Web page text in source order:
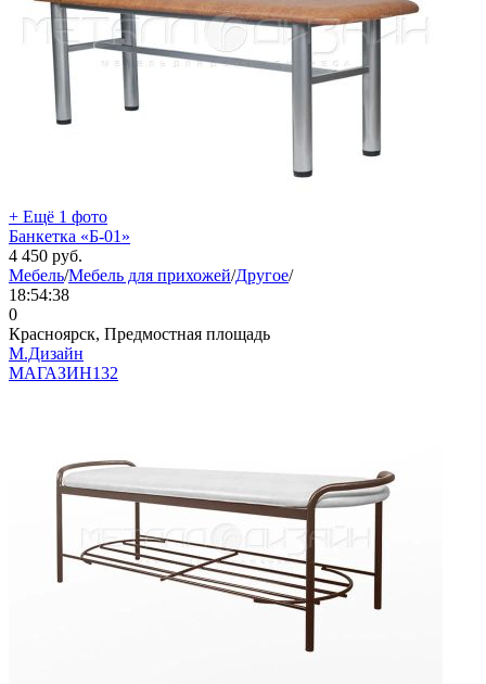
+ Ещё 1 фото
Банкетка «Б-01»
4 450 руб.
Мебель/Мебель для прихожей/Другое/
18:54:38
0
Красноярск, Предмостная площадь
М.Дизайн
МАГАЗИН132